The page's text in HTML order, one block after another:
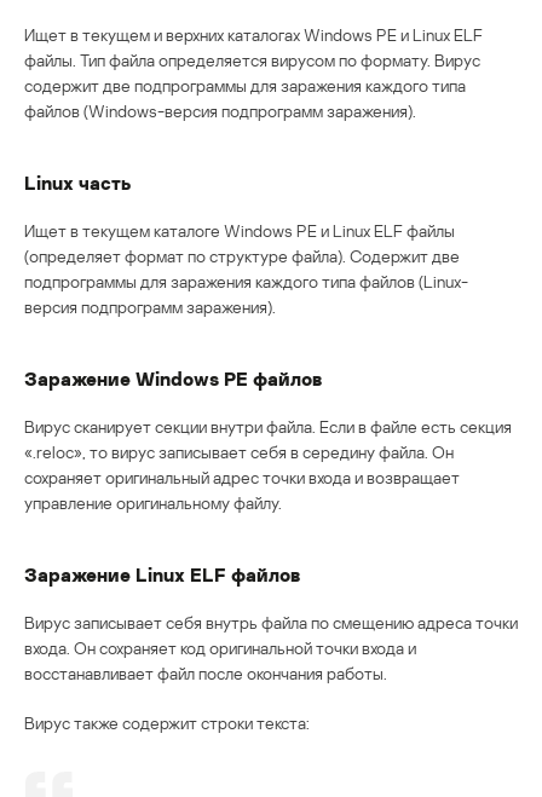
Ищет в текущем и верхних каталогах Windows PE и Linux ELF
файлы. Тип файла определяется вирусом по формату. Вирус
содержит две подпрограммы для заражения каждого типа
файлов (Windows-версия подпрограмм заражения).
Linux часть
Ищет в текущем каталоге Windows PE и Linux ELF файлы
(определяет формат по структуре файла). Содержит две
подпрограммы для заражения каждого типа файлов (Linux-
версия подпрограмм заражения).
Заражение Windows PE файлов
Вирус сканирует секции внутри файла. Если в файле есть секция
«.reloc», то вирус записывает себя в середину файла. Он
сохраняет оригинальный адрес точки входа и возвращает
управление оригинальному файлу.
Заражение Linux ELF файлов
Вирус записывает себя внутрь файла по смещению адреса точки
входа. Он сохраняет код оригинальной точки входа и
восстанавливает файл после окончания работы.
Вирус также содержит строки текста: